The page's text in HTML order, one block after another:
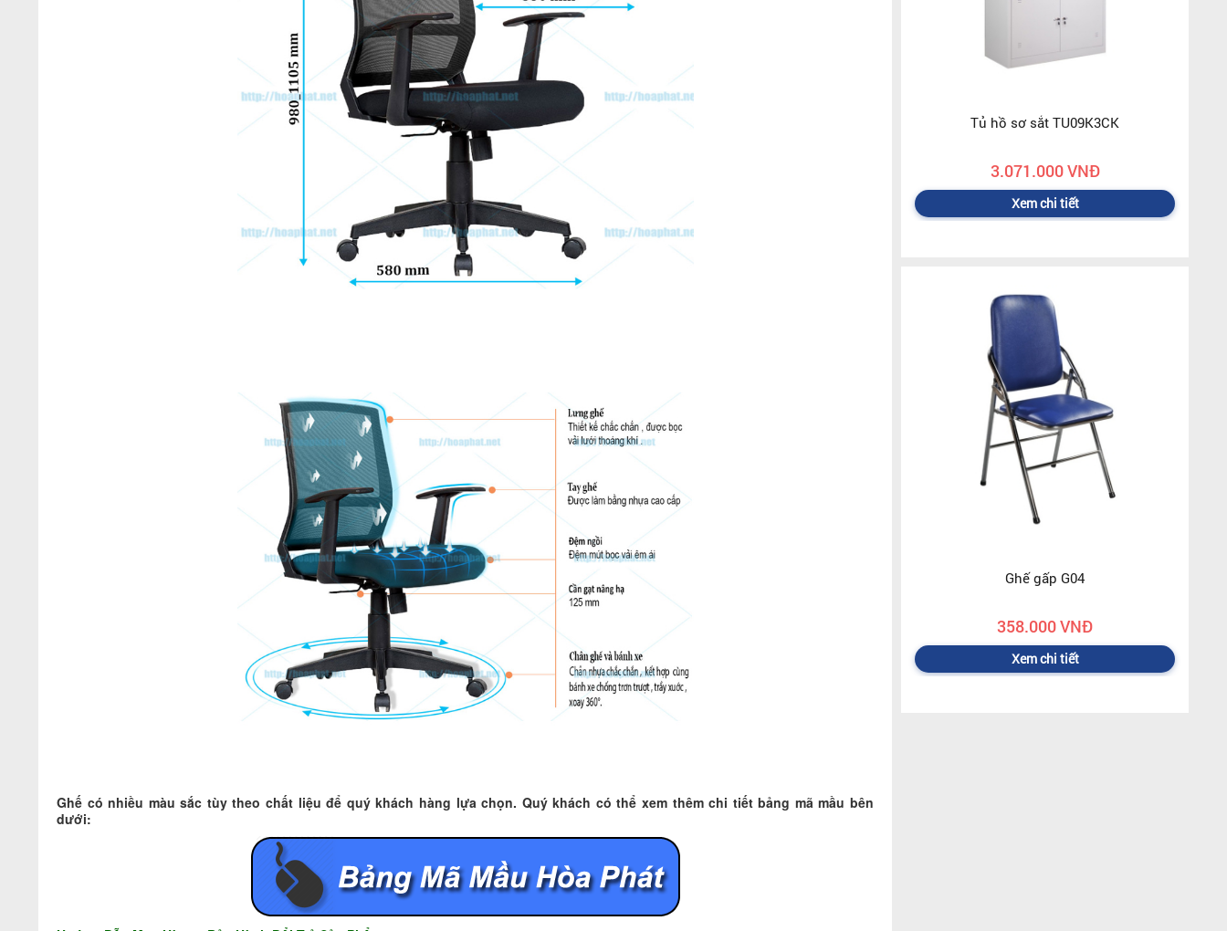
Ghế có nhiều màu sắc tùy theo chất liệu để quý khách hàng lựa chọn. Quý khách có thể xem thêm chi tiết bảng mã mầu bên
dưới:
Tủ hồ sơ sắt TU09K3CK
3.071.000 VNĐ
Xem chi tiết
Ghế gấp G04
358.000 VNĐ
Xem chi tiết